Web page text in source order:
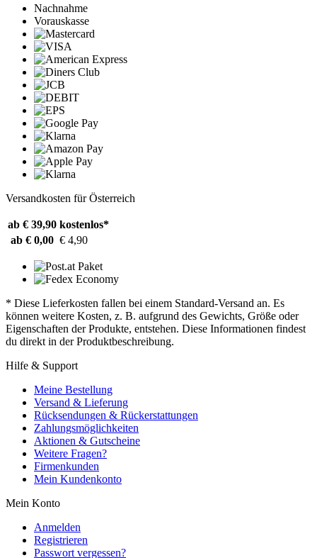
Nachnahme
Vorauskasse
Versandkosten für Österreich
ab € 39,90 kostenlos*
ab € 0,00 € 4,90
* Diese Lieferkosten fallen bei einem Standard-Versand an. Es
können weitere Kosten, z. B. aufgrund des Gewichts, Größe oder
Eigenschaften der Produkte, entstehen. Diese Informationen findest
du direkt in der Produktbeschreibung.
Hilfe & Support
Meine Bestellung
Versand & Lieferung
Rücksendungen & Rückerstattungen
Zahlungsmöglichkeiten
Aktionen & Gutscheine
Weitere Fragen?
Firmenkunden
Mein Kundenkonto
Mein Konto
Anmelden
Registrieren
Passwort vergessen?